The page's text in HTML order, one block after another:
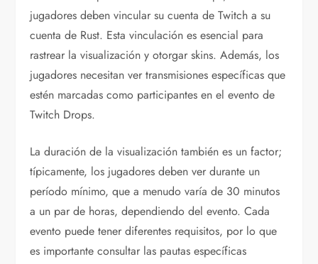
jugadores deben vincular su cuenta de Twitch a su
cuenta de Rust. Esta vinculación es esencial para
rastrear la visualización y otorgar skins. Además, los
jugadores necesitan ver transmisiones específicas que
estén marcadas como participantes en el evento de
Twitch Drops.
La duración de la visualización también es un factor;
típicamente, los jugadores deben ver durante un
período mínimo, que a menudo varía de 30 minutos
a un par de horas, dependiendo del evento. Cada
evento puede tener diferentes requisitos, por lo que
es importante consultar las pautas específicas